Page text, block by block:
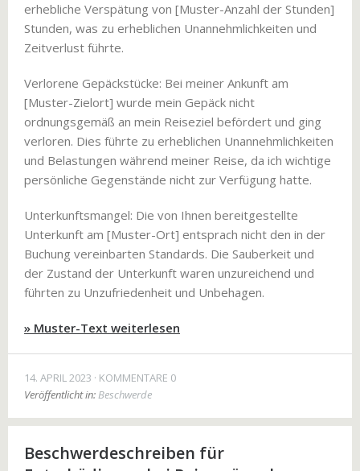
erhebliche Verspätung von [Muster-Anzahl der Stunden]
Stunden, was zu erheblichen Unannehmlichkeiten und
Zeitverlust führte.
Verlorene Gepäckstücke: Bei meiner Ankunft am
[Muster-Zielort] wurde mein Gepäck nicht
ordnungsgemäß an mein Reiseziel befördert und ging
verloren. Dies führte zu erheblichen Unannehmlichkeiten
und Belastungen während meiner Reise, da ich wichtige
persönliche Gegenstände nicht zur Verfügung hatte.
Unterkunftsmangel: Die von Ihnen bereitgestellte
Unterkunft am [Muster-Ort] entsprach nicht den in der
Buchung vereinbarten Standards. Die Sauberkeit und
der Zustand der Unterkunft waren unzureichend und
führten zu Unzufriedenheit und Unbehagen.
» Muster-Text weiterlesen
14. APRIL 2023
KOMMENTARE 0
Veröffentlicht in:Beschwerde
Beschwerdeschreiben für